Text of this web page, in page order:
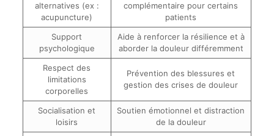
alternatives (ex :
acupuncture)
complémentaire pour certains
patients
Support
psychologique
Aide à renforcer la résilience et à
aborder la douleur différemment
Respect des
limitations
corporelles
Prévention des blessures et
gestion des crises de douleur
Socialisation et
loisirs
Soutien émotionnel et distraction
de la douleur